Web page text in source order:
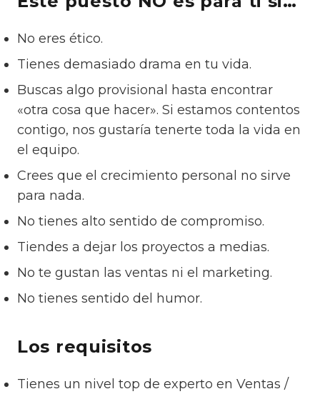
No eres ético.
Tienes demasiado drama en tu vida.
Buscas algo provisional hasta encontrar
«otra cosa que hacer». Si estamos contentos
contigo, nos gustaría tenerte toda la vida en
el equipo.
Crees que el crecimiento personal no sirve
para nada.
No tienes alto sentido de compromiso.
Tiendes a dejar los proyectos a medias.
No te gustan las ventas ni el marketing.
No tienes sentido del humor.
Los requisitos
Tienes un nivel top de experto en Ventas /